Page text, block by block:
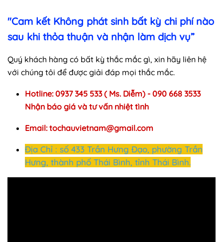
"Cam kết Không phát sinh bất kỳ chi phí nào
sau khi thỏa thuận và nhận làm dịch vụ”
Quý khách hàng có bất kỳ thắc mắc gì, xin hãy liên hệ
với chúng tôi để được giải đáp mọi thắc mắc.
Hotline: 0937 345 533 ( Ms. Diễm) - 090 668 3533
Nhận báo giá và tư vấn nhiệt tình
Email:tochauvietnam@gmail.com
Địa Chỉ : số 433 Trần Hưng Đạo, phường Trần
Hưng, thành phố Thái Bình, tỉnh Thái Bình.